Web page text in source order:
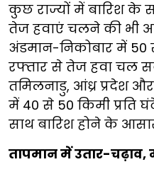
कुछ राज्यों में बारिश के
तेज हवाएं चलने की भी
अंडमान-निकोबार में 50
रफ्तार से तेज हवा चल
तमिलनाडु, आंध्र प्रदेश
में 40 से 50 किमी प्रति
साथ बारिश होने के
तापमान में उतार-चढ़ाव,